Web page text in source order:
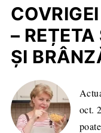
–
ȘI
oct.